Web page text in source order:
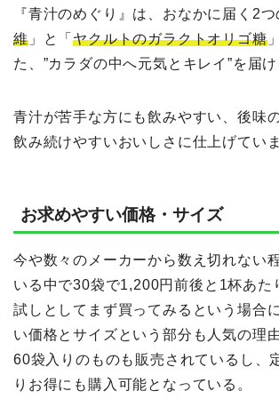
『青汁のめぐり』は、おなかに届く2つ
維」と「ヤクルトのガラクトオリゴ糖
た、”カラダの中へ元気とキレイ”を届け
青汁が苦手な方にも飲みやすい、後味
飲み続けやすいおいしさに仕上げていま
お求めやすい価格・サイズ
今や数々のメーカーから数え切れない
いる中で30袋で1,200円前後と1杯あた
試しとしてまず買ってみるという場合
い価格とサイズという部分も人気の理
60袋入りのものも販売されているし、
りお得にも購入可能となっている。